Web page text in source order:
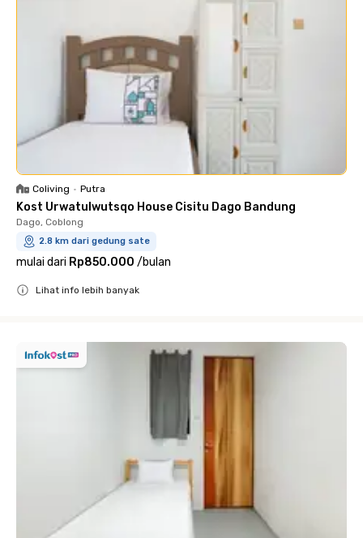
Coliving • Putra
Kost Urwatulwutsqo House Cisitu Dago Bandung
Dago, Coblong
2.8 km dari gedung sate
mulai dari Rp850.000 /bulan
Lihat info lebih banyak